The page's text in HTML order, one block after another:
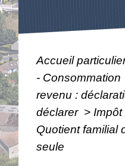
Accueil
- Consommation
revenu :
déclarer >
Quotient familial
seule